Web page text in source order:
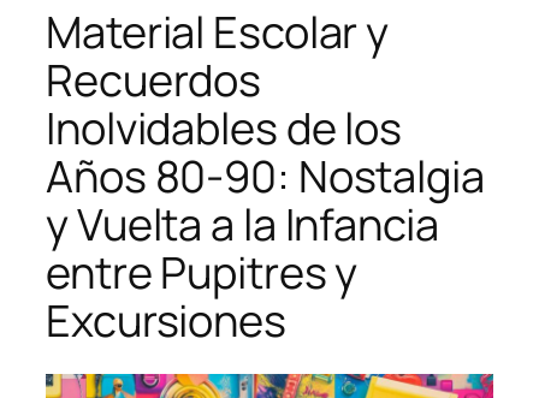
Material Escolar y
Recuerdos
Inolvidables de los
Años 80-90: Nostalgia
y Vuelta a la Infancia
entre Pupitres y
Excursiones